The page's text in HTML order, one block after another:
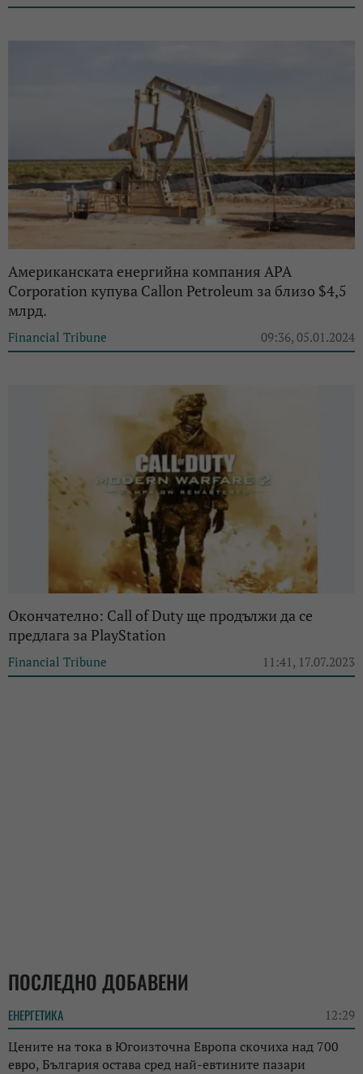
Американската енергийна компания APA
Corporation купува Callon Petroleum за близо $4,5
млрд.
Financial Tribune 09:36, 05.01.2024
Окончателно: Call of Duty ще продължи да се
предлага за PlayStation
Financial Tribune 11:41, 17.07.2023
ПОСЛЕДНО ДОБАВЕНИ
ЕНЕРГЕТИКА 12:29
Цените на тока в Югоизточна Европа скочиха над 700
евро, България остава сред най-евтините пазари